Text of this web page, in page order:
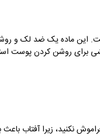
این ماده یک ضد لک و
برای روشن کردن پوست